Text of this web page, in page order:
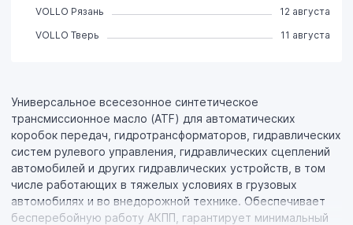
Универсальное всесезонное синтетическое
трансмиссионное масло (ATF) для автоматических
коробок передач, гидротрансформаторов, гидравлических
систем рулевого управления, гидравлических сцеплений
автомобилей и других гидравлических устройств, в том
числе работающих в тяжелых условиях в грузовых
автомобилях и во внедорожной технике. Обеспечивает
бесперебойную работу АКПП, гарантирует минимальный
VOLLO Рязань
12 августа
VOLLO Тверь
11 августа